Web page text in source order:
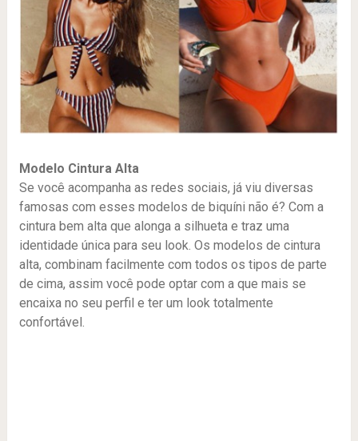
Modelo Cintura Alta
Se você acompanha as redes sociais, já viu diversas
famosas com esses modelos de biquíni não é? Com a
cintura bem alta que alonga a silhueta e traz uma
identidade única para seu look. Os modelos de cintura
alta, combinam facilmente com todos os tipos de parte
de cima, assim você pode optar com a que mais se
encaixa no seu perfil e ter um look totalmente
confortável.